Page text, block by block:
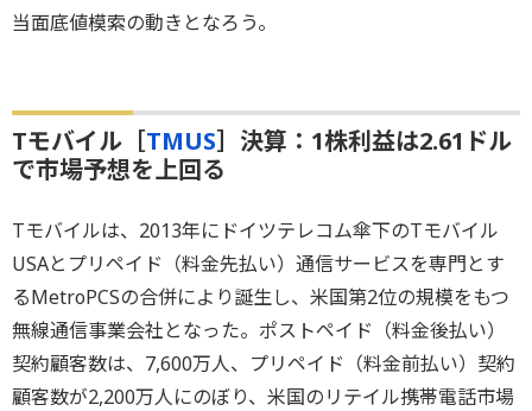
当面底値模索の動きとなろう。
Tモバイル［TMUS］決算：1株利益は2.61ドル
で市場予想を上回る
Tモバイルは、2013年にドイツテレコム傘下のTモバイル
USAとプリペイド（料金先払い）通信サービスを専門とす
るMetroPCSの合併により誕生し、米国第2位の規模をもつ
無線通信事業会社となった。ポストペイド（料金後払い）
契約顧客数は、7,600万人、プリペイド（料金前払い）契約
顧客数が2,200万人にのぼり、米国のリテイル携帯電話市場